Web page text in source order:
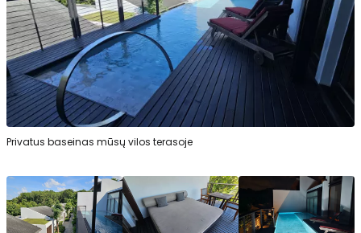
Privatus baseinas mūsų vilos terasoje